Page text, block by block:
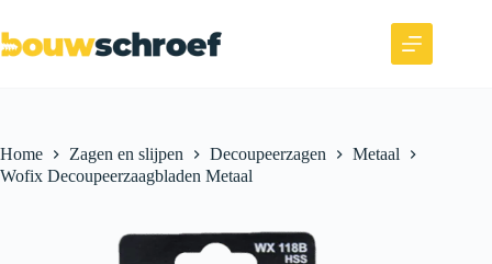
Home Zagen en slijpen Decoupeerzagen
Metaal
Wofix Decoupeerzaagbladen Metaal